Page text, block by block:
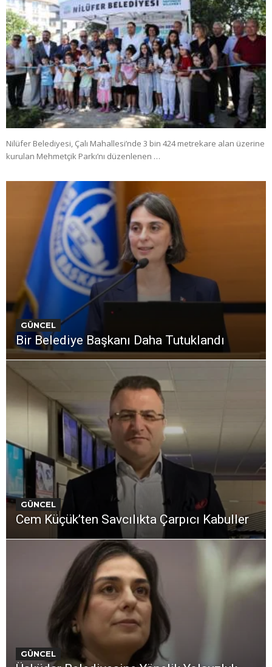
Nilüfer Belediyesi, Çalı Mahallesi’nde 3 bin 424 metrekare alan üzerine
kurulan Mehmetçik Parkı’nı düzenlenen …
GÜNCEL
Bir Belediye Başkanı Daha Tutuklandı
GÜNCEL
Cem Küçük’ten Savcılıkta Çarpıcı Kabuller
GÜNCEL